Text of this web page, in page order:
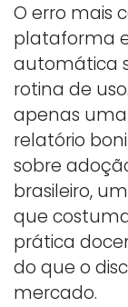
O erro mais
plataforma
automática
rotina de
apenas
relatório
sobre
brasileiro,
que
prática
do que o
mercado.